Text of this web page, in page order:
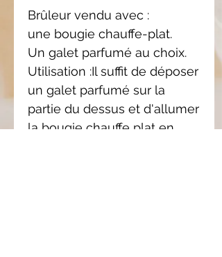
Brûleur vendu avec :
une bougie chauffe-plat.
Un galet parfumé au choix.
Utilisation :Il suffit de déposer
un galet parfumé sur la
partie du dessus et d'allumer
la bougie chauffe plat en